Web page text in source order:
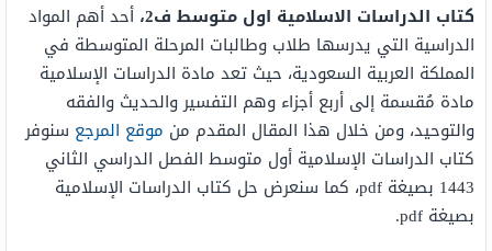
كتاب الدراسات الاسلامية اول متوسط ف2،
أحد أهم المواد
الدراسية التي يدرسها طلاب وطالبات المرحلة المتوسطة في
المملكة العربية السعودية، حيث تعد مادة الدراسات الإسلامية
مادة مُقسمة إلى أربع أجزاء وهم التفسير والحديث والفقه
والتوحيد، ومن خلال هذا المقال المقدم من موقع المرجع سنوفر
كتاب الدراسات الإسلامية أول متوسط الفصل الدراسي الثاني
1443 بصيغة pdf، كما سنعرض حل كتاب الدراسات الإسلامية
بصيغة pdf.